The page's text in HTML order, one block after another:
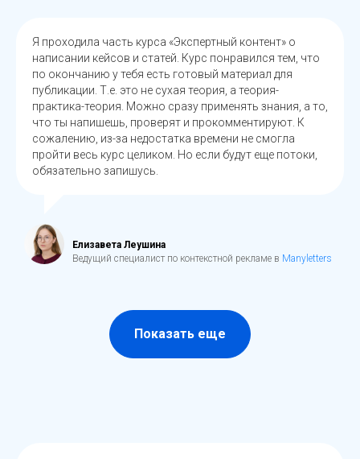
Я проходила часть курса «Экспертный контент» о
написании кейсов и статей. Курс понравился тем, что
по окончанию у тебя есть готовый материал для
публикации. Т.е. это не сухая теория, а теория-
практика-теория. Можно сразу применять знания, а то,
что ты напишешь, проверят и прокомментируют. К
сожалению, из-за недостатка времени не смогла
пройти весь курс целиком. Но если будут еще потоки,
обязательно запишусь.
Елизавета Леушина
Ведущий специалист по контекстной рекламе в Manyletters
Показать еще